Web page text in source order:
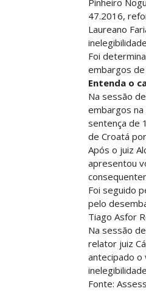
Pinheiro
47.2016,
Laureano
Foi
embargos
Entenda o
Na sessão
embargos na
sentença de
de Croatá
Após o juiz
apresentou
Foi seguido
pelo
Tiago Asfor
Na sessão
relator juiz
antecipado o
Fonte: